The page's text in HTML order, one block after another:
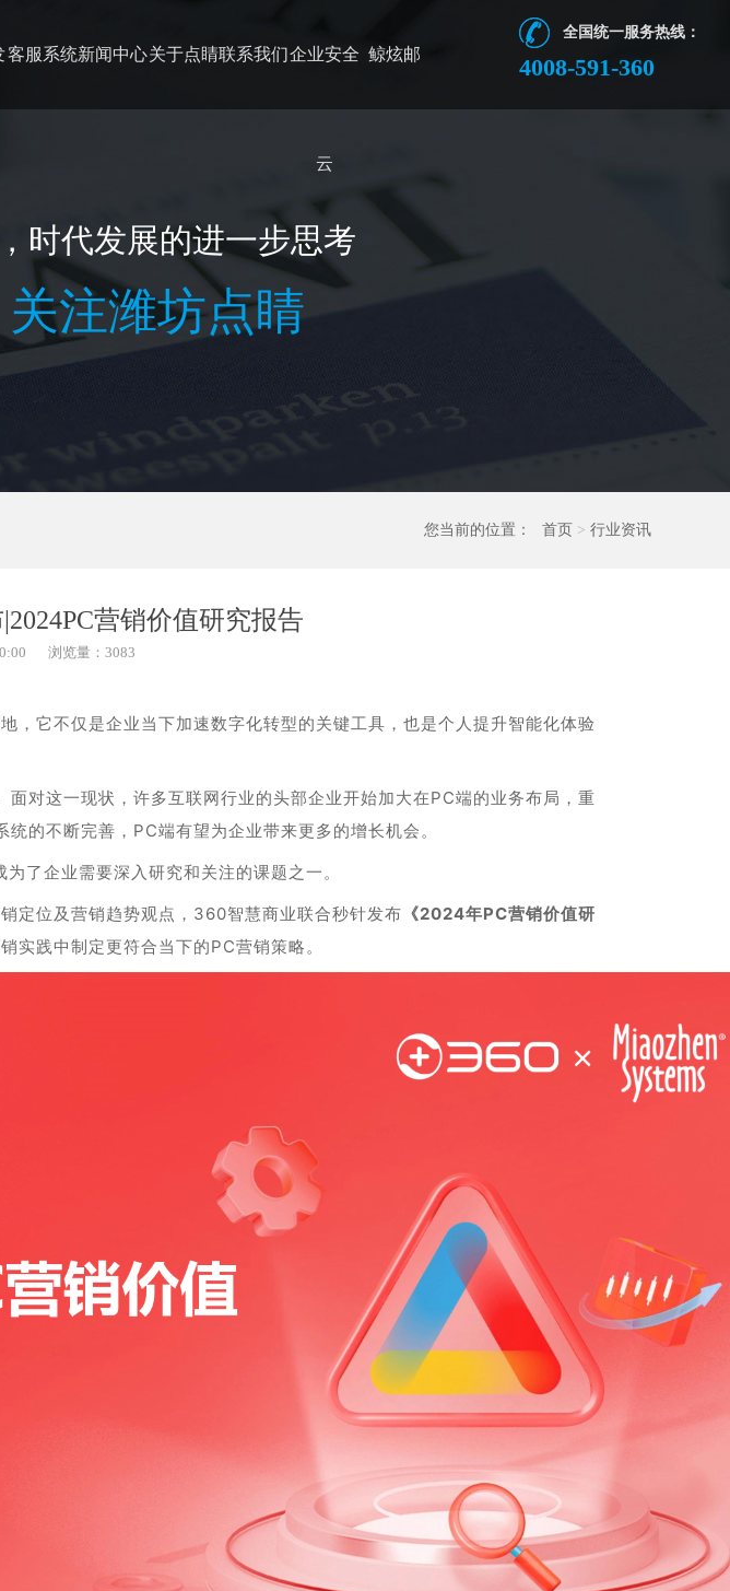
客服系统新闻中心关于点睛联系我们企业安全
云
鲸炫邮
全国统一服务热线：
4008-591-360
时代发展的进一步思考
注潍坊点睛
您当前的位置： 首页 > 行业资讯
营销价值研究报告
浏览量：3083
它不仅是企业当下加速数字化转型的关键工具，也是个人提升智能化体验
对这一现状，许多互联网行业的头部企业开始加大在PC端的业务布局，重
的不断完善，PC端有望为企业带来更多的增长机会。
了企业需要深入研究和关注的课题之一。
定位及营销趋势观点，360智慧商业联合秒针发布 《2024年PC营销价值研
实践中制定更符合当下的PC营销策略。